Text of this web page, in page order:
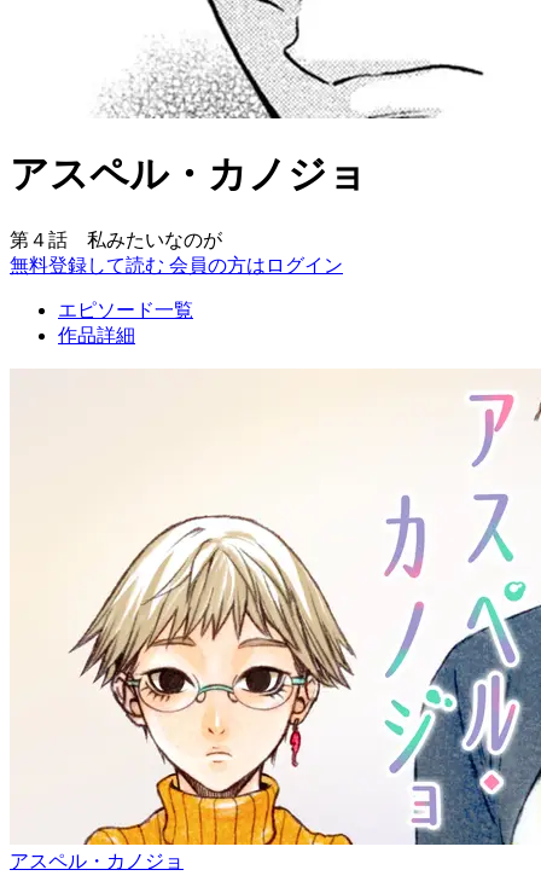
アスペル・カノジョ
第４話 私みたいなのが
無料登録して読む 会員の方はログイン
エピソード一覧
作品詳細
アスペル・カノジョ